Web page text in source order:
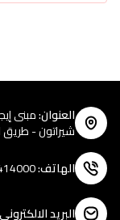
العنوان:مبنى
شيراتون - طريق
الهاتف:
البريد الالكتروني